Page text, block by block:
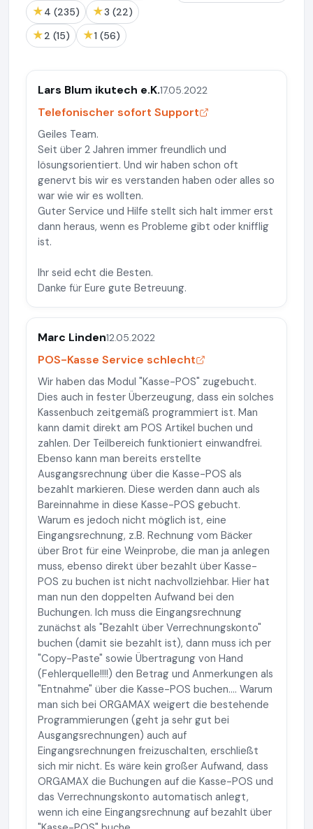
★ 4 (235) ★ 3 (22)
★ 2 (15) ★ 1 (56)
Lars Blum ikutech e.K.17.05.2022
Telefonischer sofort Support
Geiles Team.
Seit über 2 Jahren immer freundlich und
lösungsorientiert. Und wir haben schon oft
genervt bis wir es verstanden haben oder alles so
war wie wir es wollten.
Guter Service und Hilfe stellt sich halt immer erst
dann heraus, wenn es Probleme gibt oder knifflig
ist.
Ihr seid echt die Besten.
Danke für Eure gute Betreuung.
Marc Linden12.05.2022
POS-Kasse Service schlecht
Wir haben das Modul "Kasse-POS" zugebucht.
Dies auch in fester Überzeugung, dass ein solches
Kassenbuch zeitgemäß programmiert ist. Man
kann damit direkt am POS Artikel buchen und
zahlen. Der Teilbereich funktioniert einwandfrei.
Ebenso kann man bereits erstellte
Ausgangsrechnung über die Kasse-POS als
bezahlt markieren. Diese werden dann auch als
Bareinnahme in diese Kasse-POS gebucht.
Warum es jedoch nicht möglich ist, eine
Eingangsrechnung, z.B. Rechnung vom Bäcker
über Brot für eine Weinprobe, die man ja anlegen
muss, ebenso direkt über bezahlt über Kasse-
POS zu buchen ist nicht nachvollziehbar. Hier hat
man nun den doppelten Aufwand bei den
Buchungen. Ich muss die Eingangsrechnung
zunächst als "Bezahlt über Verrechnungskonto"
buchen (damit sie bezahlt ist), dann muss ich per
"Copy-Paste" sowie Übertragung von Hand
(Fehlerquelle!!!!) den Betrag und Anmerkungen als
"Entnahme" über die Kasse-POS buchen.... Warum
man sich bei ORGAMAX weigert die bestehende
Programmierungen (geht ja sehr gut bei
Ausgangsrechnungen) auch auf
Eingangsrechnungen freizuschalten, erschließt
sich mir nicht. Es wäre kein großer Aufwand, dass
ORGAMAX die Buchungen auf die Kasse-POS und
das Verrechnungskonto automatisch anlegt,
wenn ich eine Eingangsrechnung auf bezahlt über